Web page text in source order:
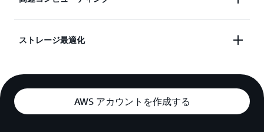
詳細を確認する
想的です。
詳細を確認する
機械学習、グラフィック集中アプリケーション、ゲ
詳細を確認する
ストレージ最適化
分散型ファイルシステムなどに理想的です。
AWS アカウントを作成する